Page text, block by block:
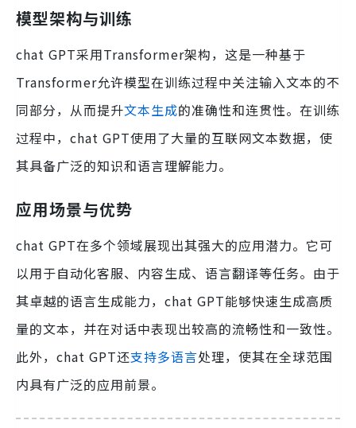
模型架构与训练
chat GPT采用Transformer架构，这是一种基于
Transformer允许模型在训练过程中关注输入文本的不
同部分，从而提升文本生成的准确性和连贯性。在训练
过程中，chat GPT使用了大量的互联网文本数据，使
其具备广泛的知识和语言理解能力。
应用场景与优势
chat GPT在多个领域展现出其强大的应用潜力。它可
以用于自动化客服、内容生成、语言翻译等任务。由于
其卓越的语言生成能力，chat GPT能够快速生成高质
量的文本，并在对话中表现出较高的流畅性和一致性。
此外，chat GPT还支持多语言处理，使其在全球范围
内具有广泛的应用前景。